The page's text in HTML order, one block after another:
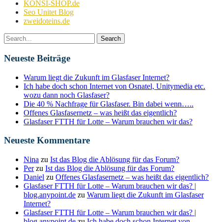
KONSI-SHOP.de
Seo Unitet Blog
zweidoteins.de
Neueste Beiträge
Warum liegt die Zukunft im Glasfaser Internet?
Ich habe doch schon Internet von Osnatel, Unitymedia etc.
wozu dann noch Glasfaser?
Die 40 % Nachfrage für Glasfaser. Bin dabei wenn…..
Offenes Glasfasernetz – was heißt das eigentlich?
Glasfaser FTTH für Lotte – Warum brauchen wir das?
Neueste Kommentare
Nina zu Ist das Blog die Ablösung für das Forum?
Perzu Ist das Blog die Ablösung für das Forum?
Daniel zu Offenes Glasfasernetz – was heißt das eigentlich?
Glasfaser FTTH für Lotte – Warum brauchen wir das? |
blog.anypoint.de zu Warum liegt die Zukunft im Glasfaser
Internet?
Glasfaser FTTH für Lotte – Warum brauchen wir das? |